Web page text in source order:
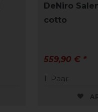
DeNiro
cotto
559,90 € *
1
Paar